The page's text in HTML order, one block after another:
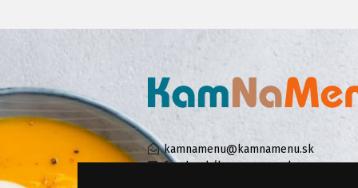
kamnamenu@kamnamenu.sk
facebook/kamnamenu.sk